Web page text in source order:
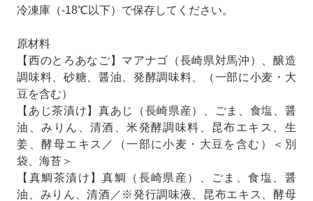
冷凍庫（-18℃以下）で保存してください。
原材料
【西のとろあなご】マアナゴ（長崎県対馬沖）、醸造
調味料、砂糖、醤油、発酵調味料、（一部に小麦・大
豆を含む）
【あじ茶漬け】真あじ（長崎県産）、ごま、食塩、醤
油、みりん、清酒、米発酵調味料、昆布エキス、生
姜、酵母エキス／（一部に小麦・大豆を含む）＜別
袋、海苔＞
【真鯛茶漬け】真鯛（長崎県産）、ごま、食塩、醤
油、みりん、清酒／※発行調味液、昆布エキス、酵母